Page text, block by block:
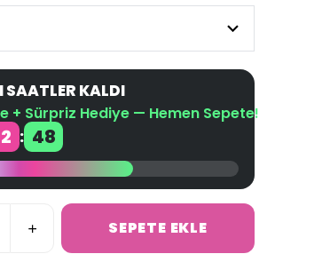
SAATLER KALDI
+ Sürpriz Hediye — Hemen Sepete!
: 47
SEPETE EKLE